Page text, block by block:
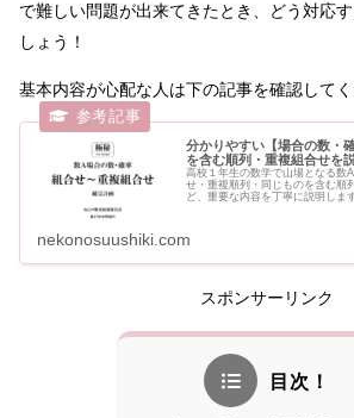
で難しい問題が出来てきたとき、どう対応
しょう！
基本内容が心配な人は下の記事を確認してく
分かりやすい【場合の数・
を含む順列・重複組合せを
高校１年生の数学で山場となる数
せ・重複順列・同じものを含む順
ど、重要な内容を丁寧に説明しま
nekonosuushiki.com
スポンサーリンク
目次！